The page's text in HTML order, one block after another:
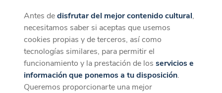
CaixaForum+
La mejor experiencia desde la App
Descargar
Antes dedisfrutar del mejor contenido cultural,
necesitamos saber si aceptas que usemos
cookies propias y de terceros, así como
tecnologías similares, para permitir el
funcionamiento y la prestación de losservicios e
información que ponemos a tu disposición.
Queremos proporcionarte una mejor